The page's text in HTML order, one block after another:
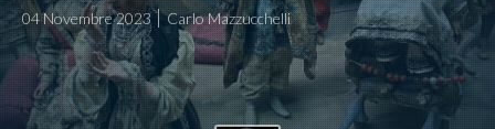
04 Novembre 2023 Carlo Mazzucchelli